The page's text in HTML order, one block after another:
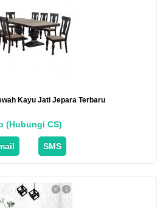
Kayu Jati Jepara Terbaru
(Hubungi CS)
SMS